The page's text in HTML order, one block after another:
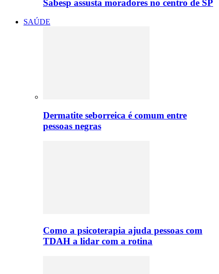
Sabesp assusta moradores no centro de SP
SAÚDE
Dermatite seborreica é comum entre
pessoas negras
Como a psicoterapia ajuda pessoas com
TDAH a lidar com a rotina